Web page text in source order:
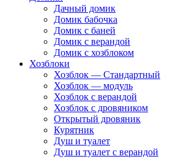
Дачный домик
Домик бабочка
Домик с баней
Домик с верандой
Домик с хозблоком
Хозблоки
Хозблок — Стандартный
Хозблок — модуль
Хозблок с верандой
Хозблок с дровяником
Открытый дровяник
Курятник
Душ и туалет
Душ и туалет с верандой